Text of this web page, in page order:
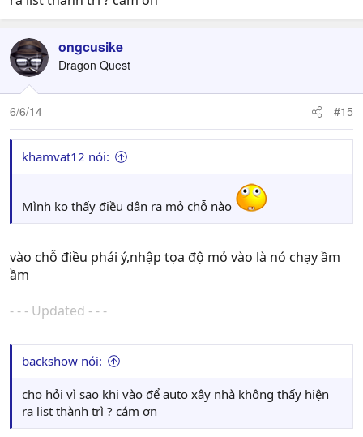
ongcusike
Dragon Quest
6/6/14 #15
khamvat12 nói:
Mình ko thấy điều dân ra mỏ chỗ nào
vào chỗ điều phái ý,nhập tọa độ mỏ vào là nó chạy ầm
ầm
- - - Updated - - -
backshow nói:
cho hỏi vì sao khi vào để auto xây nhà không thấy hiện
ra list thành trì ? cám ơn